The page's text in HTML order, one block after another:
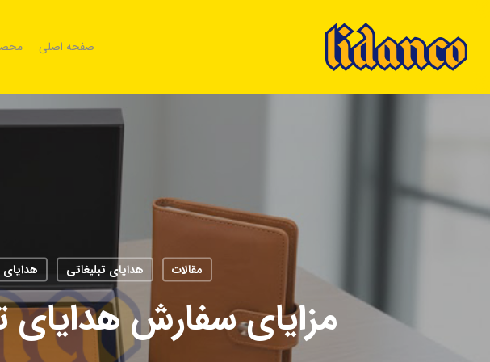
main
content
صفحه اصلی
مقالات هدایای تبلیغاتی هدایای
مزایای سفارش هدایای